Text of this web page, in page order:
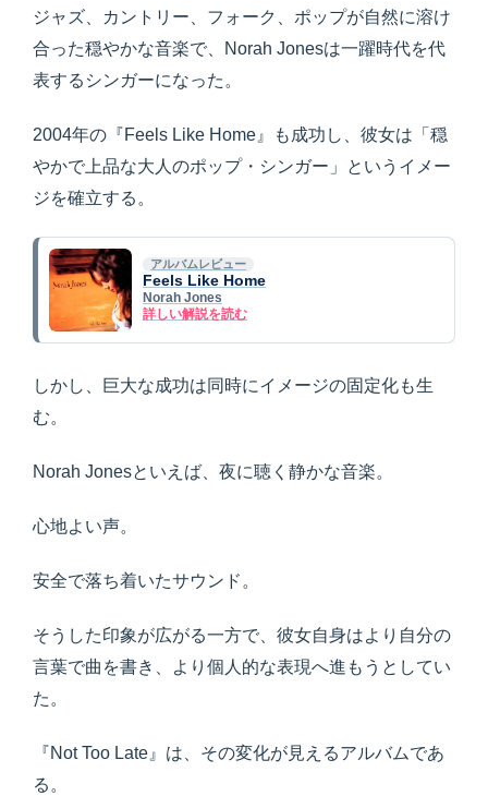
ジャズ、カントリー、フォーク、ポップが自然に溶け
合った穏やかな音楽で、Norah Jonesは一躍時代を代
表するシンガーになった。
2004年の『Feels Like Home』も成功し、彼女は「穏
やかで上品な大人のポップ・シンガー」というイメー
ジを確立する。
アルバムレビュー
Feels Like Home
Norah Jones
詳しい解説を読む
しかし、巨大な成功は同時にイメージの固定化も生
む。
Norah Jonesといえば、夜に聴く静かな音楽。
心地よい声。
安全で落ち着いたサウンド。
そうした印象が広がる一方で、彼女自身はより自分の
言葉で曲を書き、より個人的な表現へ進もうとしてい
た。
『Not Too Late』は、その変化が見えるアルバムであ
る。